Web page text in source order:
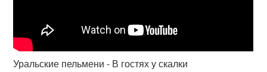
Уральские пельмени - В гостях у скалки